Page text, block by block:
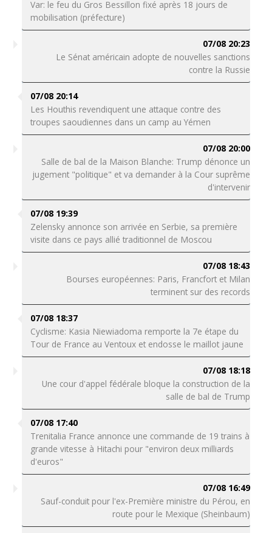
Var: le feu du Gros Bessillon fixé après 18 jours de
mobilisation (préfecture)
07/08 20:23
Le Sénat américain adopte de nouvelles sanctions
contre la Russie
07/08 20:14
Les Houthis revendiquent une attaque contre des
troupes saoudiennes dans un camp au Yémen
07/08 20:00
Salle de bal de la Maison Blanche: Trump dénonce un
jugement "politique" et va demander à la Cour suprême
d'intervenir
07/08 19:39
Zelensky annonce son arrivée en Serbie, sa première
visite dans ce pays allié traditionnel de Moscou
07/08 18:43
Bourses européennes: Paris, Francfort et Milan
terminent sur des records
07/08 18:37
Cyclisme: Kasia Niewiadoma remporte la 7e étape du
Tour de France au Ventoux et endosse le maillot jaune
07/08 18:18
Une cour d'appel fédérale bloque la construction de la
salle de bal de Trump
07/08 17:40
Trenitalia France annonce une commande de 19 trains à
grande vitesse à Hitachi pour "environ deux milliards
d'euros"
07/08 16:49
Sauf-conduit pour l'ex-Première ministre du Pérou, en
route pour le Mexique (Sheinbaum)